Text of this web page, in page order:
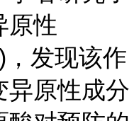
原性
发现该作
异原性成分